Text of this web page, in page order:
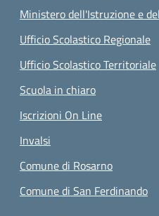
Ministero dell'Istruzione e
Ufficio Scolastico Regionale
Ufficio Scolastico Territoriale
Scuola in chiaro
Iscrizioni On Line
Invalsi
Comune di Rosarno
Comune di San Ferdinando